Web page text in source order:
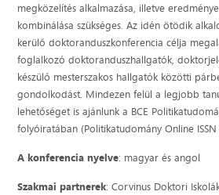
megközelítés alkalmazása, illetve
kombinálása szükséges. Az idén ötödik
kerülő doktoranduszkonferencia célja
foglalkozó doktoranduszhallgatók,
készülő mesterszakos hallgatók közötti
gondolkodást. Mindezen felül a legjobb
lehetőséget is ajánlunk a BCE
folyóiratában (Politikatudomány Online ISSN
A konferencia nyelve: magyar és angol
Szakmai partnerek: Corvinus Doktori